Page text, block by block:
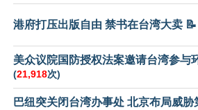
港府打压出版自由 禁书在台湾大卖 📝
美众议院国防授权法案邀请台湾参与
(21,918次)
巴纽突关闭台湾办事处 北京布局威胁